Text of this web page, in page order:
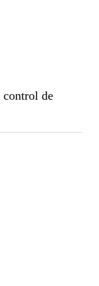
control de